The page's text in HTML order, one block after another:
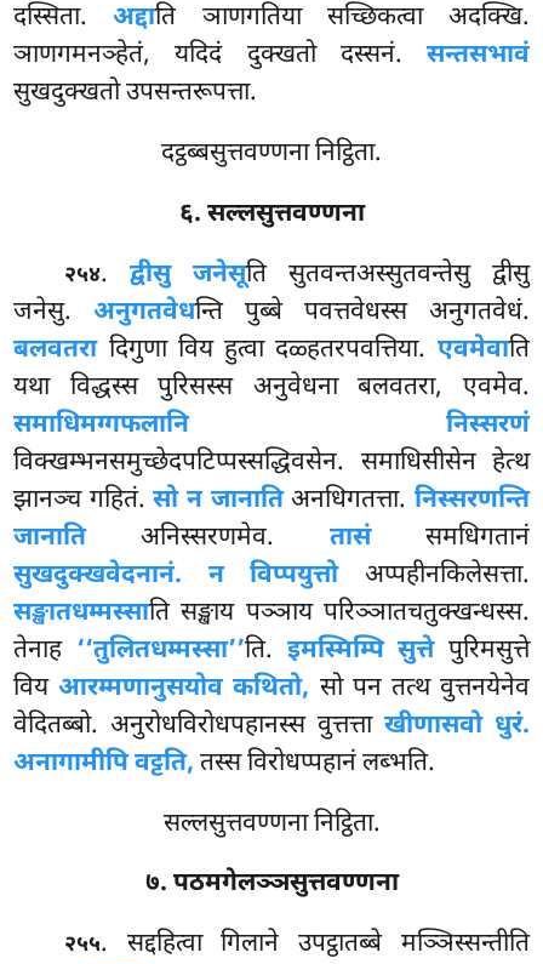
दस्सिता.अद्दाति ञाणगतिया सच्छिकत्वा अदक्खि.
ञाणगमनञ्हेतं, यदिदं दुक्खतो दस्सनं. सन्तसभावं
सुखदुक्खतो उपसन्तरूपत्ता.
दट्ठब्बसुत्तवण्णना निट्ठिता.
६. सल्लसुत्तवण्णना
२५४. द्वीसु जनेसूति सुतवन्तअस्सुतवन्तेसु द्वीसु
जनेसु.अनुगतवेधन्ति पुब्बे पवत्तवेधस्स अनुगतवेधं.
बलवतरादिगुणा विय हुत्वा दळ्हतरपवत्तिया. एवमेवाति
यथा विद्धस्स पुरिसस्स अनुवेधना बलवतरा, एवमेव.
समाधिमग्गफलानि निस्सरणं
विक्खम्भनसमुच्छेदपटिप्पस्सद्धिवसेन. समाधिसीसेन हेत्थ
झानञ्च गहितं.सो न जानातिअनधिगतत्ता. निस्सरणन्ति
जानातिअनिस्सरणमेव. तासंसमधिगतानं
सुखदुक्खवेदनानं. न विप्पयुत्तोअप्पहीनकिलेसत्ता.
सङ्खातधम्मस्साति सङ्खाय पञ्ञाय परिञ्ञातचतुक्खन्धस्स.
तेनाह ‘‘तुलितधम्मस्सा’’ति. इमस्मिम्पि सुत्तेपुरिमसुत्ते
वियआरम्मणानुसयोव कथितो, सो पन तत्थ वुत्तनयेनेव
वेदितब्बो. अनुरोधविरोधपहानस्स वुत्तत्ता खीणासवो धुरं.
अनागामीपि वट्टति, तस्स विरोधप्पहानं लब्भति.
सल्लसुत्तवण्णना निट्ठिता.
७. पठमगेलञ्ञसुत्तवण्णना
२५५. सद्दहित्वागिलाने उपट्ठातब्बे मञ्ञिस्सन्तीति